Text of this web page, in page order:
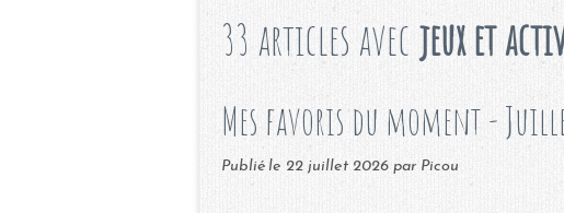
33 articles avecjeux et
Mes favoris du moment -
Publié le 22 juillet 2026 par Picou